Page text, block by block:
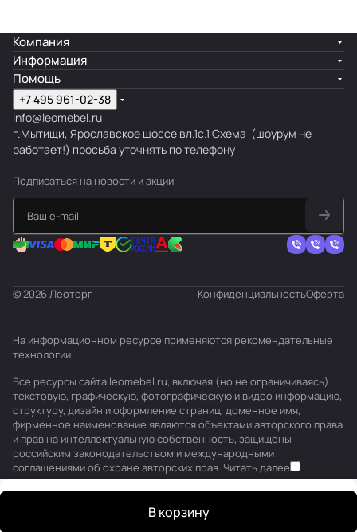
В корзину
Компания
Информация
Помощь
+7 495 961-02-38
info@leomebel.ru
г.Мытищи, Ярославское шоссе вл.1с.1 Схема (шоурум не
работает!) просьба уточнять по телефону
Подписаться на новости и акции
© 2026 Леоторг КонфиденциальностьОферта
На информационном ресурсе применяются рекомендательные
технологии.
Все ресурсы сайта leomebel.ru, включая (но не ограничиваясь)
текстовую, графическую, фотографическую и видео информацию,
структуру, дизайн и оформление страниц, доменное имя,
фирменное наименование являются объектами авторского права
и прав на интеллектуальную собственность, защищены
российским законодательством и международными
соглашениями об охране авторских прав. Читать далее